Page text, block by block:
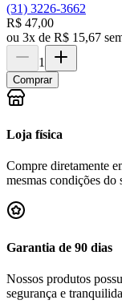
(31) 3226-3662
R$ 47,00
ou 3x de R$ 15,67
1
Comprar
Loja física
Compre diretamente
mesmas condições do
Garantia de 90 dias
Nossos produtos
segurança e